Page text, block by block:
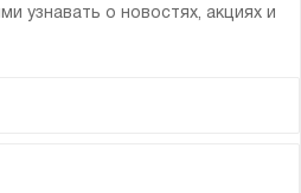
узнавать о новостях, акциях и